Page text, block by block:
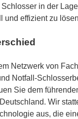
in der
und effizient zu
Netzwerk von
Notfall-
Sie dem
Wir
aus, die